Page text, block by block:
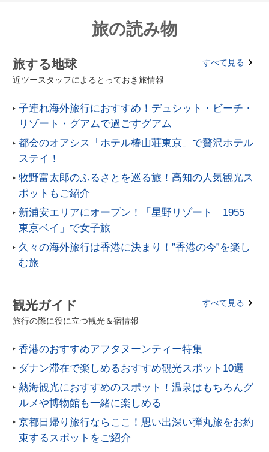
旅の読み物
旅する地球
すべて見る
近ツースタッフによるとっておき旅情報
子連れ海外旅行におすすめ！デュシット・ビーチ・
リゾート・グアムで過ごすグアム
都会のオアシス「ホテル椿山荘東京」で贅沢ホテル
ステイ！
牧野富太郎のふるさとを巡る旅！高知の人気観光ス
ポットもご紹介
新浦安エリアにオープン！「星野リゾート 1955
東京ベイ」で女子旅
久々の海外旅行は香港に決まり！”香港の今”を楽し
む旅
観光ガイド
すべて見る
旅行の際に役に立つ観光＆宿情報
香港のおすすめアフタヌーンティー特集
ダナン滞在で楽しめるおすすめ観光スポット10選
熱海観光におすすめのスポット！温泉はもちろんグ
ルメや博物館も一緒に楽しめる
京都日帰り旅行ならここ！思い出深い弾丸旅をお約
束するスポットをご紹介